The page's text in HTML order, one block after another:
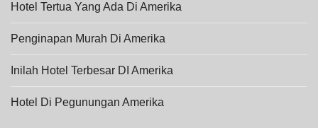
Hotel Tertua Yang Ada Di Amerika
Penginapan Murah Di Amerika
Inilah Hotel Terbesar DI Amerika
Hotel Di Pegunungan Amerika